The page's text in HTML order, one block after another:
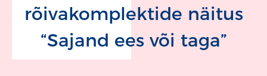
rõivakomplektide näitus
“Sajand ees või taga”